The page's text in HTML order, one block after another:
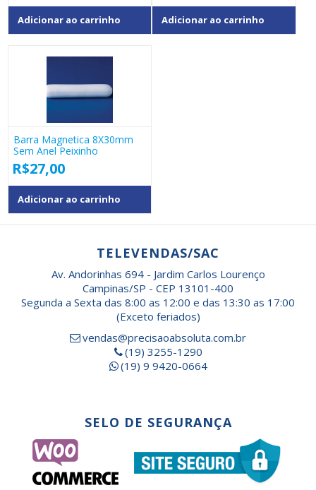
Adicionar ao carrinho Adicionar ao carrinho
Barra Magnetica 8X30mm
Sem Anel Peixinho
R$27,00
Adicionar ao carrinho
TELEVENDAS/SAC
Av. Andorinhas 694 - Jardim Carlos Lourenço
Campinas/SP - CEP 13101-400
Segunda a Sexta das 8:00 as 12:00 e das 13:30 as 17:00
(Exceto feriados)
vendas@precisaoabsoluta.com.br
(19) 3255-1290
(19) 9 9420-0664
SELO DE SEGURANÇA